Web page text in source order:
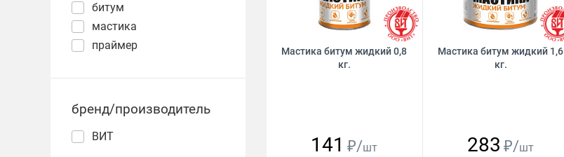
битум
мастика
праймер
бренд/производитель
ВИТ
Мастика битум жидкий 0,8
кг.
141 ₽/шт
Мастика битум жидкий 1,6
кг.
283 ₽/шт